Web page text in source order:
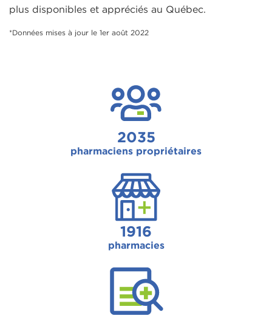
plus disponibles et appréciés au Québec.
*Données mises à jour le 1er août 2022
2035
pharmaciens propriétaires
1916
pharmacies